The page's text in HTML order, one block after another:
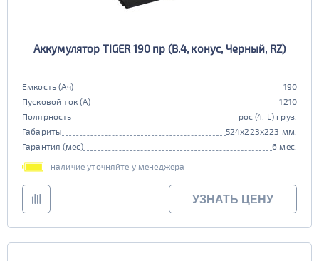
Аккумулятор TIGER 190 пр (B.4, конус, Черный, RZ)
Емкость (Ач)
190
Пусковой ток (А)
1210
Полярность
рос (4, L) груз.
Габариты
524x223x223 мм.
Гарантия (мес)
6 мес.
наличие уточняйте у менеджера
УЗНАТЬ ЦЕНУ